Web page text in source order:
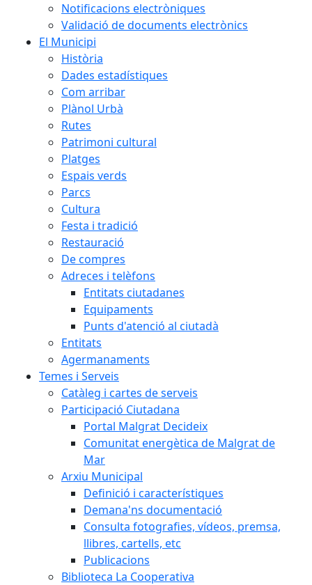
Notificacions electròniques
Validació de documents electrònics
El Municipi
Història
Dades estadístiques
Com arribar
Plànol Urbà
Rutes
Patrimoni cultural
Platges
Espais verds
Parcs
Cultura
Festa i tradició
Restauració
De compres
Adreces i telèfons
Entitats ciutadanes
Equipaments
Punts d'atenció al ciutadà
Entitats
Agermanaments
Temes i Serveis
Catàleg i cartes de serveis
Participació Ciutadana
Portal Malgrat Decideix
Comunitat energètica de Malgrat de
Mar
Arxiu Municipal
Definició i característiques
Demana'ns documentació
Consulta fotografies, vídeos, premsa,
llibres, cartells, etc
Publicacions
Biblioteca La Cooperativa